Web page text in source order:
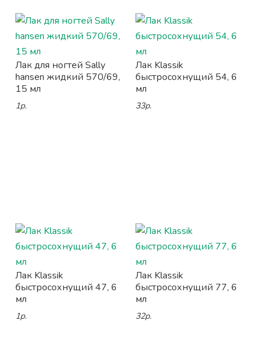
Лак для ногтей Sally
hansen жидкий 570/69,
15 мл
1р.
Лак Klassik
быстросохнущий 54, 6
мл
33р.
Лак Klassik
быстросохнущий 47, 6
мл
1р.
Лак Klassik
быстросохнущий 77, 6
мл
32р.